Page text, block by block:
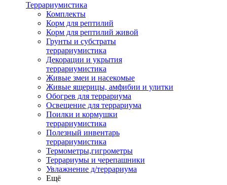
Террариумистика
Комплекты
Корм для рептилий
Корм для рептилий живой
Грунты и субстраты
террариумистика
Декорации и укрытия
террариумистика
Живые змеи и насекомые
Живые ящерицы, амфибии и улитки
Обогрев для террариума
Освещение для террариума
Поилки и кормушки
террариумистика
Полезный инвентарь
террариумистика
Термометры,гигрометры
Террариумы и черепашники
Увлажнение д/террариума
Ещё